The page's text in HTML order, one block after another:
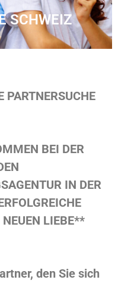
SCHWEIZ
PARTNERSUCHE
BEI DER
IN DER
NEUEN LIEBE**
den Sie sich